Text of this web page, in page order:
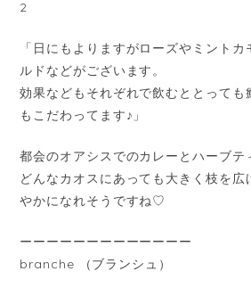
「日にもよりますがローズやミント
ルドなどがございます。
効果などもそれぞれで飲むととっても
もこだわってます♪」
都会のオアシスでのカレーとハーブテ
どんなカオスにあっても大きく枝を
やかになれそうですね♡
ーーーーーーーーーーーーー
branche （ブランシュ）